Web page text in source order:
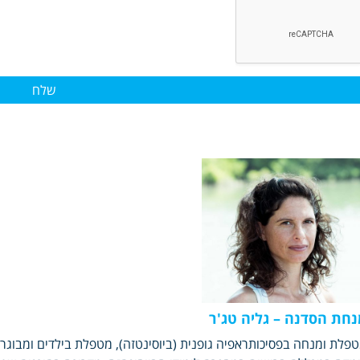
הסדנה – גליה טג'ר
ומנחה בפסיכותראפיה גופנית (ביוסינטזה), מטפלת בילדים